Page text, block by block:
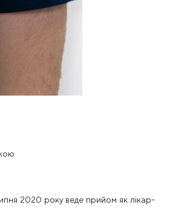
2020 року веде прийом як лікар-